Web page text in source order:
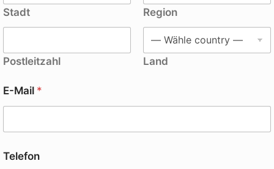
Stadt Region
Postleitzahl Land
E-Mail *
Telefon